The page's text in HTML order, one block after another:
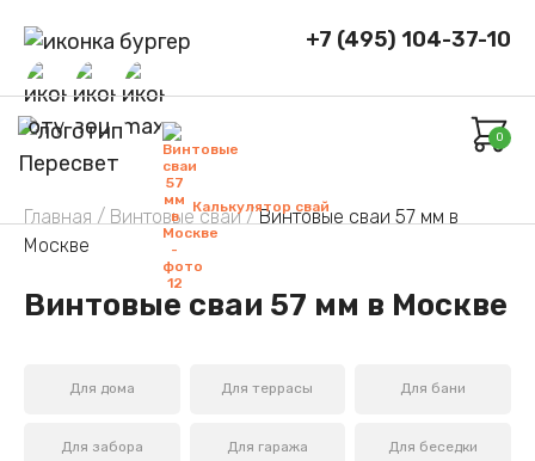
Калькулятор свай
+7 (495) 104-37-10
0
Главная / Винтовые сваи /Винтовые сваи 57 мм в
Москве
Винтовые сваи 57 мм в Москве
Для дома Для террасы Для бани
Для забора Для гаража Для беседки